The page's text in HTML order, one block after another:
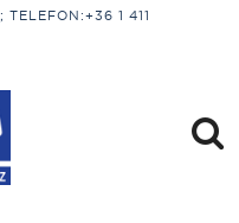
1 411